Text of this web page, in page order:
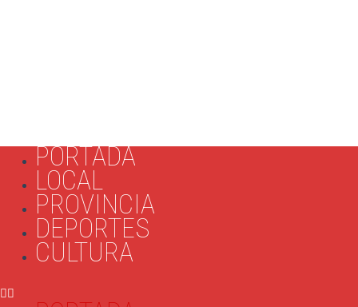
PORTADA
LOCAL
PROVINCIA
DEPORTES
CULTURA